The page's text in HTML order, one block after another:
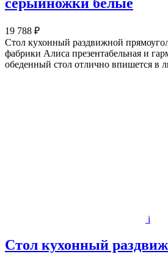
19 788 ₽
Стол кухонный раздвижной
фабрики Алиса презентабельная и
обеденный стол отлично впишется в
i
Стол кухонный